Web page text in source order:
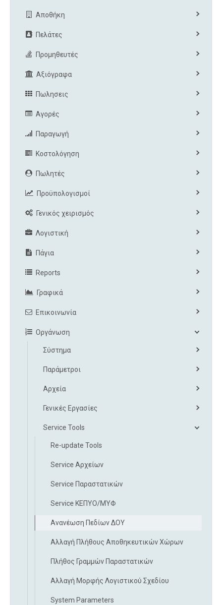
Αποθήκη
Πελάτες
Προμηθευτές
Αξιόγραφα
Πωλησεις
Αγορές
Παραγωγή
Κοστολόγηση
Πωλητές
Προϋπολογισμοί
Γενικός χειρισμός
Λογιστική
Πάγια
Reports
Γραφικά
Επικοινωνία
Οργάνωση
Σύστημα
Παράμετροι
Αρχεία
Γενικές Εργασίες
Service Tools
Re-update Tools
Service Αρχείων
Service Παραστατικών
Service ΚΕΠΥΟ/ΜΥΦ
Ανανέωση Πεδίων ΔΟΥ
Αλλαγή Πλήθους Αποθηκευτικών Χώρων
Πλήθος Γραμμών Παραστατικών
Αλλαγή Μορφής Λογιστικού Σχεδίου
System Parameters